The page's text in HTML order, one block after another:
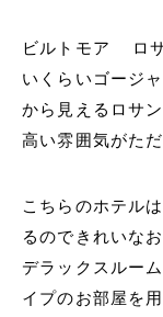
ビルトモア ロ
いくらいゴージ
から見えるロサ
高い雰囲気がた
こちらのホテ
るのできれいな
デラックスルー
イプのお部屋を